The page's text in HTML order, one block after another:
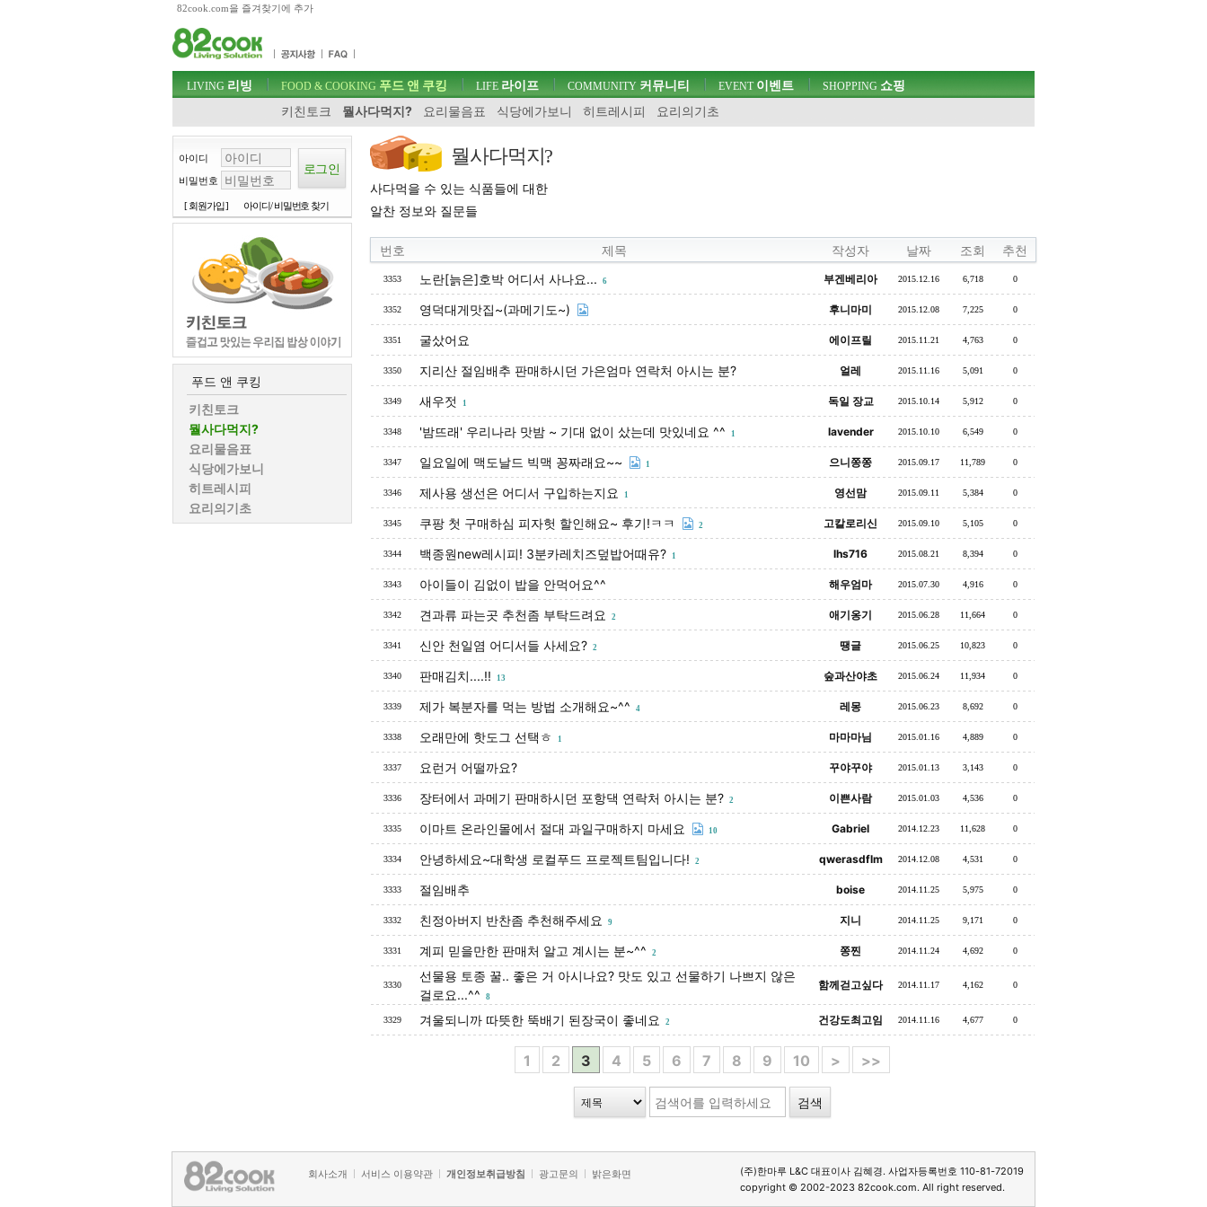
82cook.com을 즐겨찾기에 추가
주메뉴 바로가기
컨텐츠 바로가기
검색 바로가기
로그인 바로가기
주메뉴
LIVING 리빙 FOOD & COOKING 푸드 앤 쿠킹
키친토크
뭘사다먹지? 요리물음표 식당에가보니 히트레시피 요리의기초
LIFE 라이프 COMMUNITY 커뮤니티 EVENT이벤트 SHOPPING 쇼핑
아이디
비밀번호
[ 회원가입 ] 아이디/ 비밀번호 찾기
푸드 앤 쿠킹
키친토크
뭘사다먹지?
요리물음표
식당에가보니
히트레시피
요리의기초
뭘사다먹지?
사다먹을 수 있는 식품들에 대한
알찬 정보와 질문들
번호 제목 작성자 날짜 조회 추천
3353 노란[늙은]호박 어디서 사나요... 6 부겐베리아 2015.12.16 6,718 0
3352 영덕대게맛집~(과메기도~) 후니마미 2015.12.08 7,225 0
3351 굴샀어요 에이프릴 2015.11.21 4,763 0
3350 지리산 절임배추 판매하시던 가은엄마 연락처 아시는 분? 얼레 2015.11.16 5,091 0
3349 새우젓 1 독일 장교 2015.10.14 5,912 0
3348 '밤뜨래' 우리나라 맛밤 ~ 기대 없이 샀는데 맛있네요 ^^ 1 lavender 2015.10.10 6,549 0
3347 일요일에 맥도날드 빅맥 꽁짜래요~~ 1 으니쫑쫑 2015.09.17 11,789 0
3346 제사용 생선은 어디서 구입하는지요 1 영선맘 2015.09.11 5,384 0
3345 쿠팡 첫 구매하심 피자헛 할인해요~ 후기!ㅋㅋ 2 고칼로리신 2015.09.10 5,105 0
3344 백종원new레시피! 3분카레치즈덮밥어때유? 1 lhs716 2015.08.21 8,394 0
3343 아이들이 김없이 밥을 안먹어요^^ 해우엄마 2015.07.30 4,916 0
3342 견과류 파는곳 추천좀 부탁드려요 2 애기옹기 2015.06.28 11,664 0
3341 신안 천일염 어디서들 사세요? 2 땡글 2015.06.25 10,823 0
3340 판매김치....!! 13 숲과산야초 2015.06.24 11,934 0
3339 제가 복분자를 먹는 방법 소개해요~^^ 4 레몽 2015.06.23 8,692 0
3338 오래만에 핫도그 선택ㅎ 1 마마마님 2015.01.16 4,889 0
3337 요런거 어떨까요? 꾸야꾸야 2015.01.13 3,143 0
3336 장터에서 과메기 판매하시던 포항댁 연락처 아시는 분? 2 이쁜사람 2015.01.03 4,536 0
3335 이마트 온라인몰에서 절대 과일구매하지 마세요 10 Gabriel 2014.12.23 11,628 0
3334 안녕하세요~대학생 로컬푸드 프로젝트팀입니다! 2 qwerasdflm 2014.12.08 4,531 0
3333 절임배추 boise 2014.11.25 5,975 0
3332 친정아버지 반찬좀 추천해주세요 9 지니 2014.11.25 9,171 0
3331 계피 믿을만한 판매처 알고 계시는 분~^^ 2 쫑찐 2014.11.24 4,692 0
3330
선물용 토종 꿀.. 좋은 거 아시나요? 맛도 있고 선물하기 나쁘지 않은
걸로요...^^
8
함께걷고싶다 2014.11.17 4,162 0
3329 겨울되니까 따뜻한 뚝배기 된장국이 좋네요 2 건강도최고임 2014.11.16 4,677 0
1 2 3 4 5 6 7 8 9 10 > >>
정책 및 방침
회사소개 서비스 이용약관 개인정보취급방침 광고문의 밝은화면
(주)한마루 L&C 대표이사 김혜경. 사업자등록번호 110-81-72019
copyright © 2002-2023 82cook.com. All right reserved.